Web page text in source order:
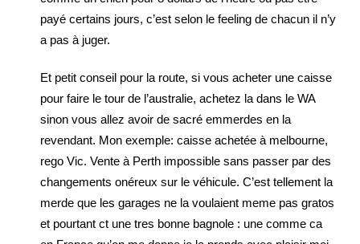
payé certains jours, c’est selon le feeling de chacun il n’y
a pas à juger.
Et petit conseil pour la route, si vous acheter une caisse
pour faire le tour de l’australie, achetez la dans le WA
sinon vous allez avoir de sacré emmerdes en la
revendant. Mon exemple: caisse achetée à melbourne,
rego Vic. Vente à Perth impossible sans passer par des
changements onéreux sur le véhicule. C’est tellement la
merde que les garages ne la voulaient meme pas gratos
et pourtant ct une tres bonne bagnole : une comme ca